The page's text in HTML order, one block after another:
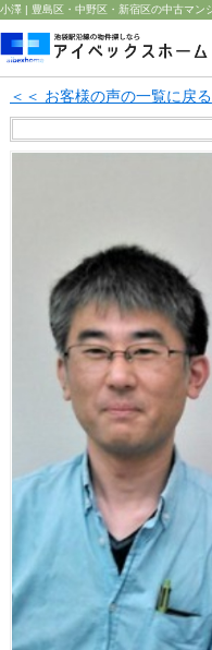
＜＜ お客様の声の一覧に戻る